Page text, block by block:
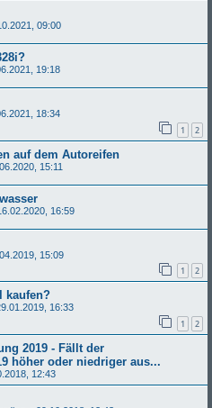
09:00
19:18
18:34
1 2
auf dem Autoreifen
15:11
16:59
15:09
1 2
kaufen?
16:33
1 2
2019 - Fällt der
höher oder niedriger aus...
12:43